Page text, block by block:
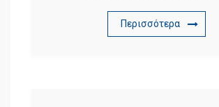
Περισσότερα